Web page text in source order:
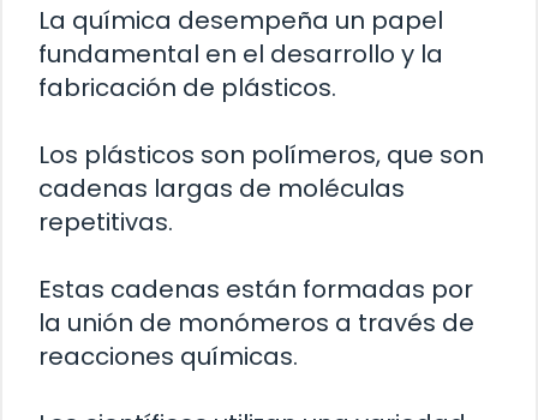
La química desempeña un papel
fundamental en el desarrollo y la
fabricación de plásticos.
Los plásticos son polímeros, que son
cadenas largas de moléculas
repetitivas.
Estas cadenas están formadas por
la unión de monómeros a través de
reacciones químicas.